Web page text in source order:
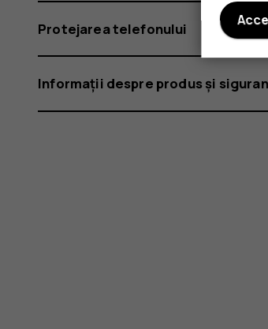
Protejarea telefonului
Informații despre produs și